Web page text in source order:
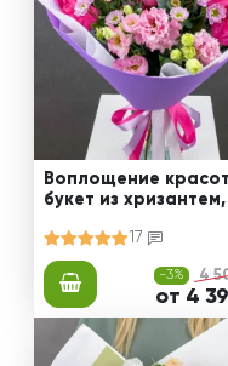
Воплощение
букет из хризантем,
17
-3% 4
от 4